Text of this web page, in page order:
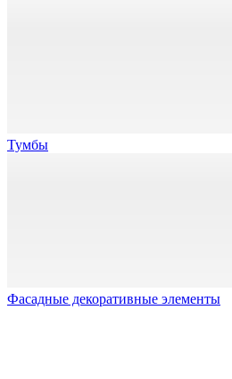
Тумбы
Фасадные декоративные элементы